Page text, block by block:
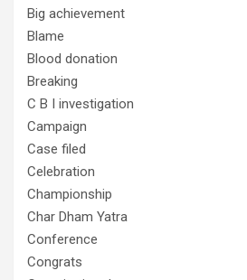
Big achievement
Blame
Blood donation
Breaking
C B I investigation
Campaign
Case filed
Celebration
Championship
Char Dham Yatra
Conference
Congrats